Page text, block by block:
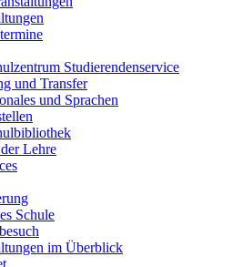
Studierendenservice
und Transfer
und Sprachen
Lehre
Schule
im Überblick